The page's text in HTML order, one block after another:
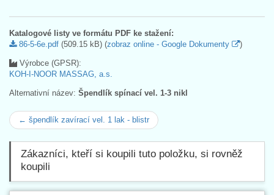
Katalogové listy ve formátu PDF ke stažení:
86-5-6e.pdf (509.15 kB) (zobraz online - Google Dokumenty )
Výrobce (GPSR):
KOH-I-NOOR MASSAG, a.s.
Alternativní název: Špendlík spínací vel. 1-3 nikl
← špendlík zavírací vel. 1 lak - blistr
Zákazníci, kteří si koupili tuto položku, si rovněž
koupili